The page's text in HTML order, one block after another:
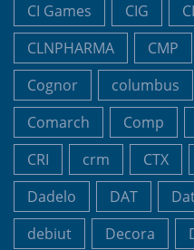
CI Games
CIG
CLNPHARMA
CMP
Cognor
columbus
Comarch
Comp
CRI
crm CTX
Dadelo
DAT
debiut
Decora